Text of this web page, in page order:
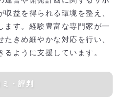
収益を得られる環境を整え、
ます。経験豊富な専門家が一
たきめ細やかな対応を行い、
ように支援しています。
ミ・評判